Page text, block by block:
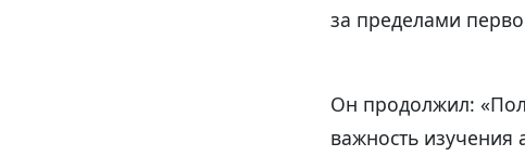
за пределами
Он продолжил:
важность